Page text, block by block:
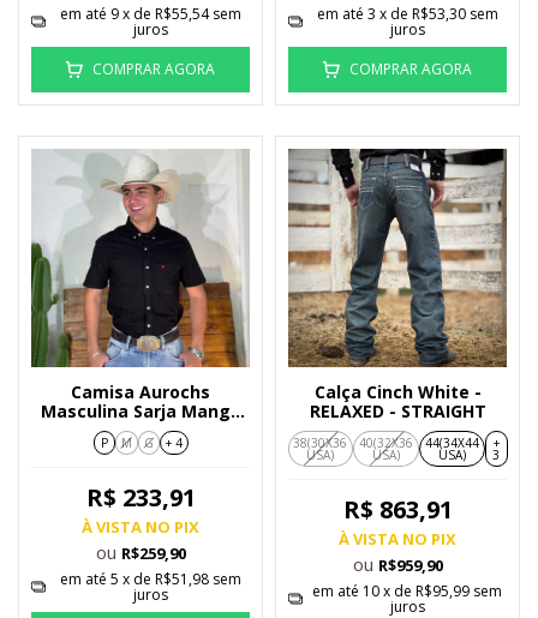
em até 9 x de R$55,54 sem
juros
COMPRAR AGORA
em até 3 x de R$53,30 sem
juros
COMPRAR AGORA
Camisa Aurochs
Masculina Sarja Manga
Curta Preta - 9217546
P M G + 4
R$ 233,91
À VISTA NO PIX
ou R$259,90
em até 5 x de R$51,98 sem
juros
Calça Cinch White -
RELAXED - STRAIGHT
38(30X36
USA)
40(32X36
USA)
44(34X44
USA)
+
3
R$ 863,91
À VISTA NO PIX
ou R$959,90
em até 10x de R$95,99 sem
juros